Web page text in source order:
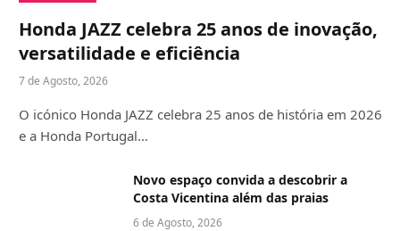
Honda JAZZ celebra 25 anos de inovação,
versatilidade e eficiência
7 de Agosto, 2026
O icónico Honda JAZZ celebra 25 anos de história em 2026
e a Honda Portugal…
Novo espaço convida a descobrir a
Costa Vicentina além das praias
6 de Agosto, 2026